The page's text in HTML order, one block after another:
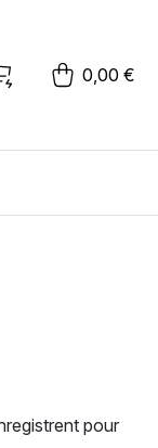
0,00 €
pour